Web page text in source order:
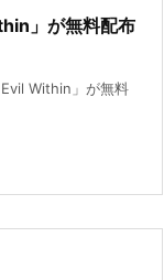
」が無料配布
Within」が無料